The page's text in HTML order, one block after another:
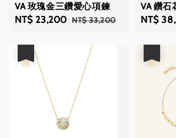
VA 玫瑰金三鑽愛心項鍊
Sale
NT$ 23,200 Regular
NT$ 33,200
VA 鑽石
Regular
NT$